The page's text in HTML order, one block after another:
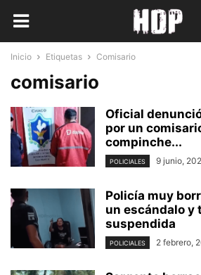
Inicio Etiquetas Comisario
comisario
Oficial
por un
compinche...
POLICIALES 9 junio,
Policía muy
un escándalo y
suspendida
POLICIALES 2 febrero,